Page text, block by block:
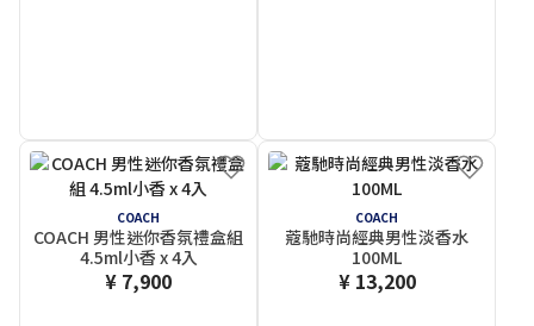
COACH
COACH 男性迷你香氛禮盒組
4.5ml小香 x 4入
¥ 7,900
COACH
蔻馳時尚經典男性淡香水
100ML
¥ 13,200